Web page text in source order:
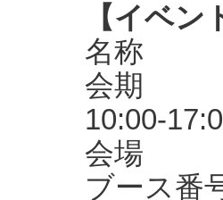
【イベン
名称 第
会期
10:00-
会場 東
ブース番